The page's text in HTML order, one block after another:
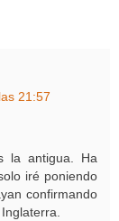
21:57
la antigua. Ha
iré poniendo
confirmando